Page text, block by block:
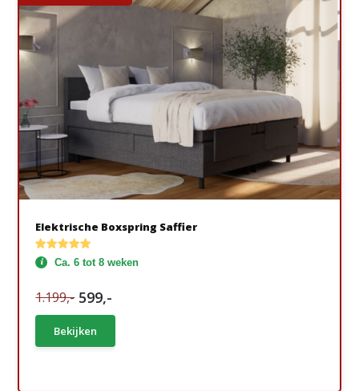
Elektrische Boxspring Saffier
Ca. 6 tot 8 weken
1.199,- 599,-
Bekijken